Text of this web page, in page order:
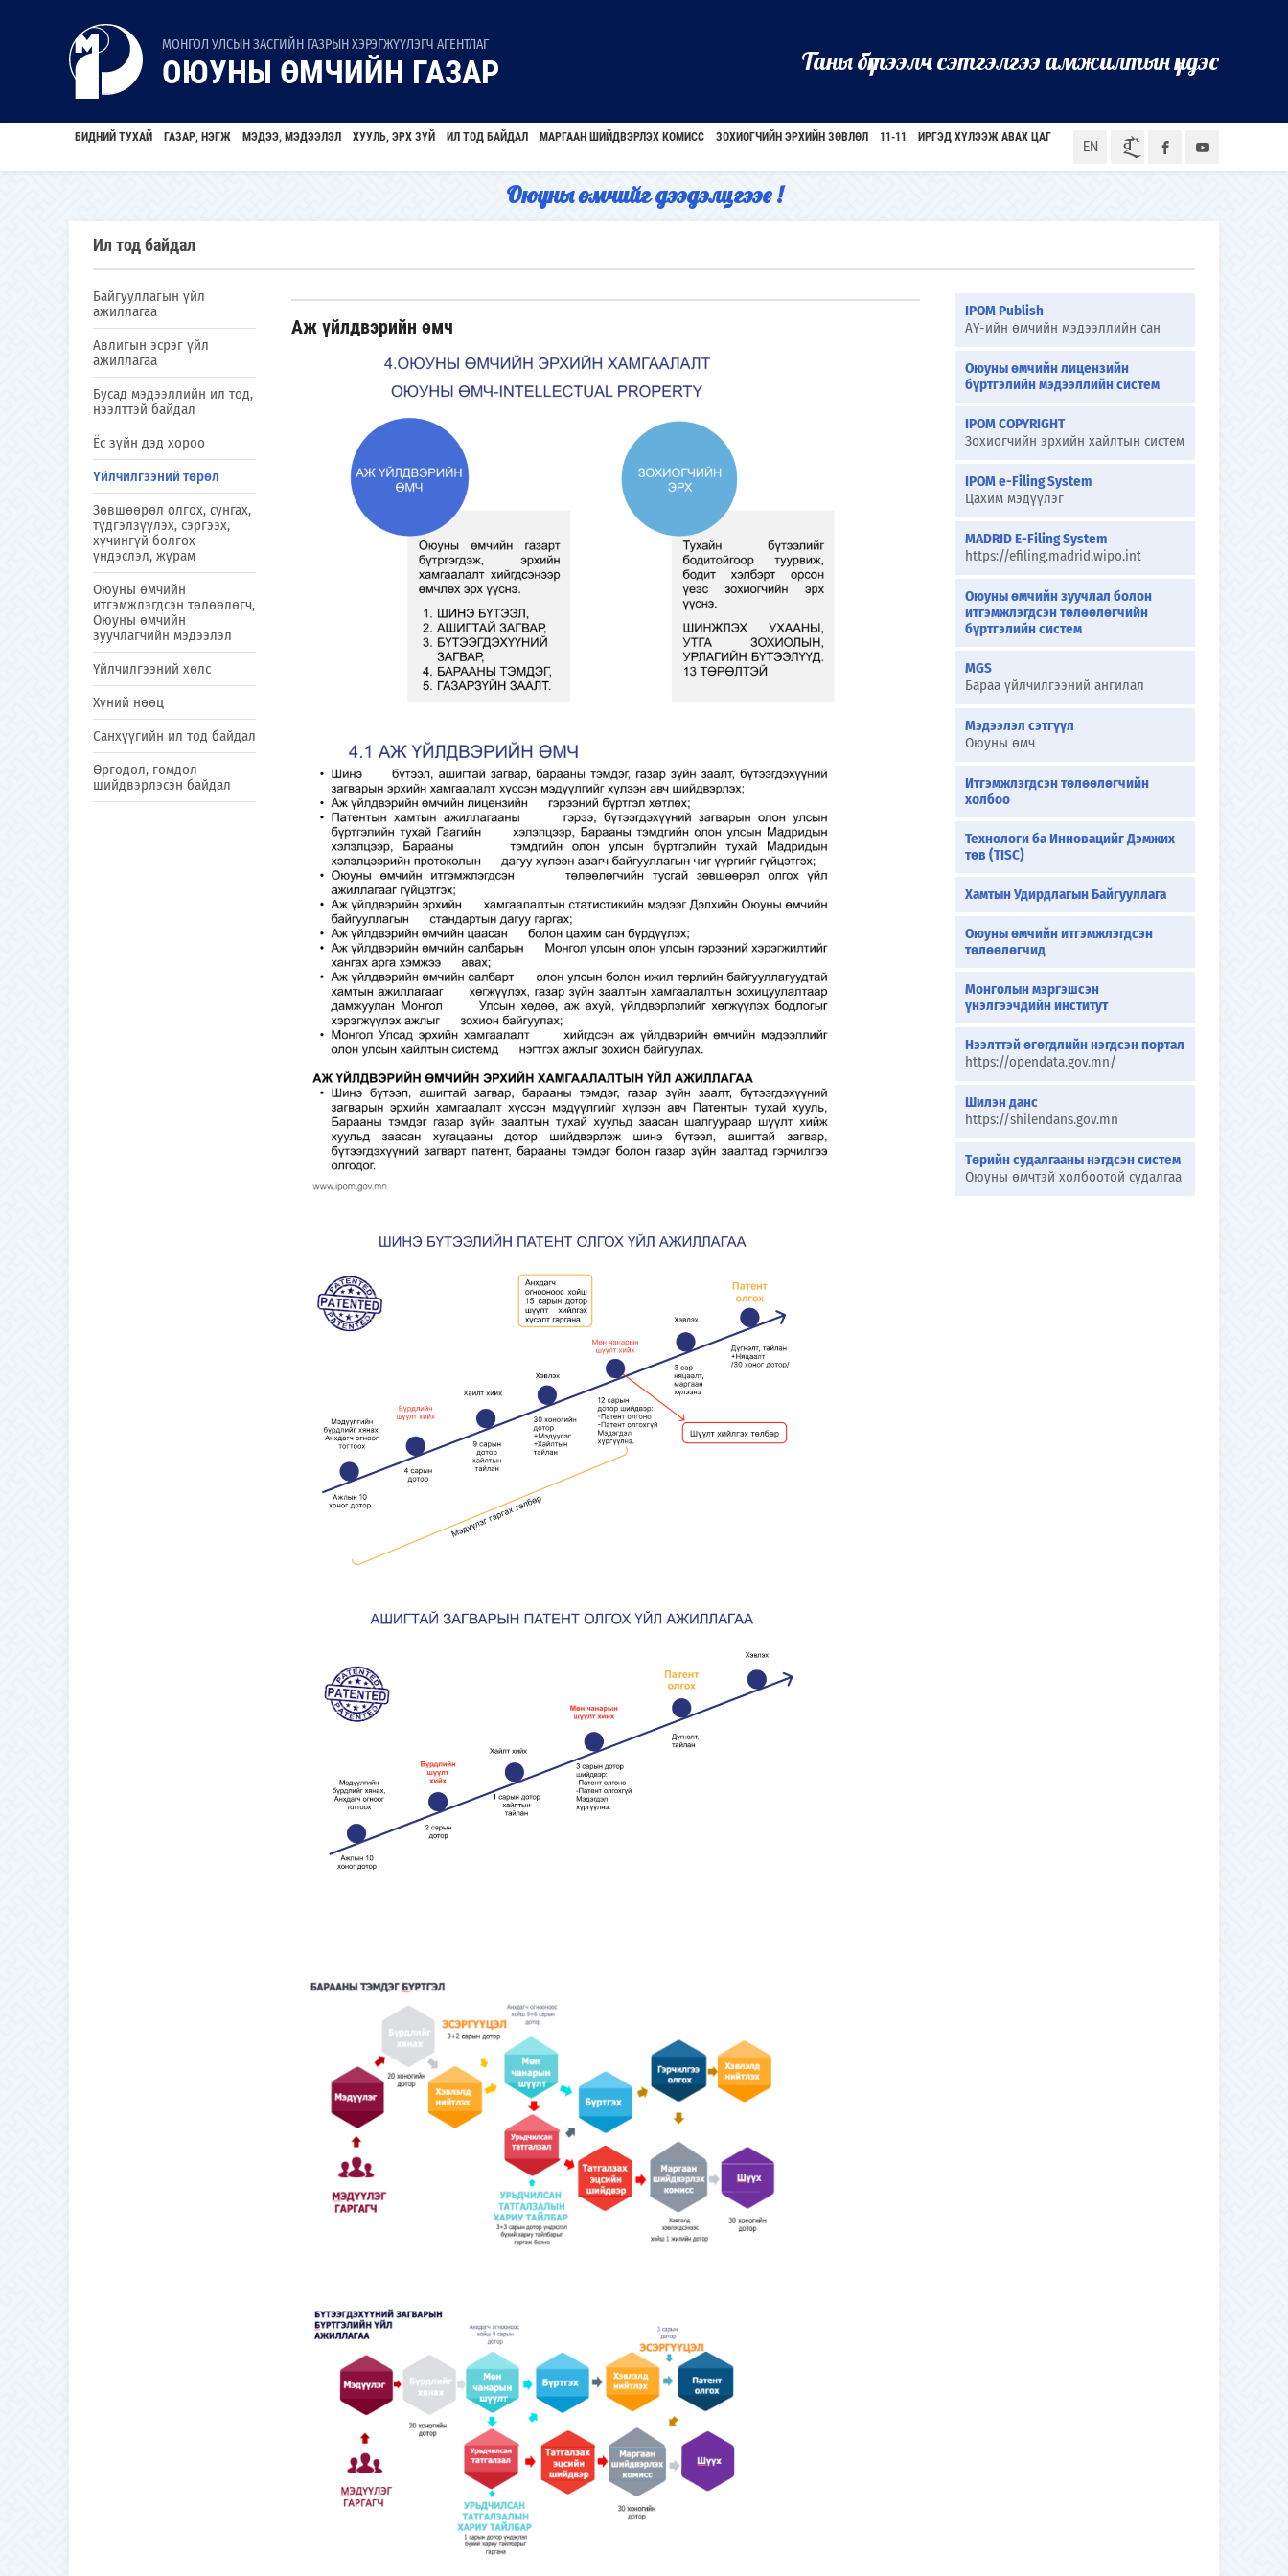
МОНГОЛ УЛСЫН ЗАСГИЙН ГАЗРЫН ХЭРЭГЖҮҮЛЭГЧ АГЕНТЛАГ
ОЮУНЫ ӨМЧИЙН ГАЗАР Таны бүтээлч сэтгэлгээ амжилтын үндэс
EN ᠮᠣᠨ
БИДНИЙ ТУХАЙ ГАЗАР, НЭГЖ МЭДЭЭ, МЭДЭЭЛЭЛ ХУУЛЬ, ЭРХ ЗҮЙ ИЛ ТОД БАЙДАЛ МАРГААН ШИЙДВЭРЛЭХ КОМИСС ЗОХИОГЧИЙН ЭРХИЙН ЗӨВЛӨЛ 11-11 ИРГЭД ХҮЛЭЭЖ АВАХ ЦАГ
Оюуны өмчийг дээдэлцгээе !
Ил тод байдал
Байгууллагын үйл
ажиллагаа
Авлигын эсрэг үйл
ажиллагаа
Бусад мэдээллийн ил тод,
нээлттэй байдал
Ёс зүйн дэд хороо
Үйлчилгээний төрөл
Зөвшөөрөл олгох, сунгах,
түдгэлзүүлэх, сэргээх,
хүчингүй болгох
үндэслэл, журам
Оюуны өмчийн
итгэмжлэгдсэн төлөөлөгч,
Оюуны өмчийн
зуучлагчийн мэдээлэл
Үйлчилгээний хөлс
Хүний нөөц
Санхүүгийн ил тод байдал
Өргөдөл, гомдол
шийдвэрлэсэн байдал
Аж үйлдвэрийн өмч
IPOM Publish
АҮ-ийн өмчийн мэдээллийн сан
Оюуны өмчийн лицензийн
бүртгэлийн мэдээллийн систем
IPOM COPYRIGHT
Зохиогчийн эрхийн хайлтын систем
IPOM e-Filing System
Цахим мэдүүлэг
MADRID E-Filing System
https://efiling.madrid.wipo.int
Оюуны өмчийн зуучлал болон
итгэмжлэгдсэн төлөөлөгчийн
бүртгэлийн систем
MGS
Бараа үйлчилгээний ангилал
Мэдээлэл сэтгүүл
Оюуны өмч
Итгэмжлэгдсэн төлөөлөгчийн
холбоо
Технологи ба Инновацийг Дэмжих
төв (TISC)
Хамтын Удирдлагын Байгууллага
Оюуны өмчийн итгэмжлэгдсэн
төлөөлөгчид
Монголын мэргэшсэн
үнэлгээчдийн институт
Нээлттэй өгөгдлийн нэгдсэн портал
https://opendata.gov.mn/
Шилэн данс
https://shilendans.gov.mn
Төрийн судалгааны нэгдсэн систем
Оюуны өмчтэй холбоотой судалгаа